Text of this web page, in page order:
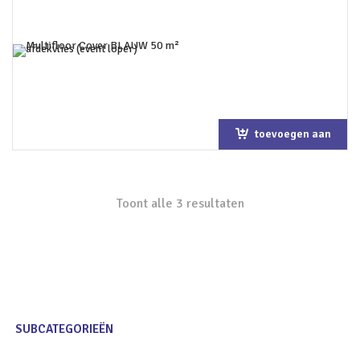
toevoegen aan
Toont alle 3 resultaten
SUBCATEGORIEËN